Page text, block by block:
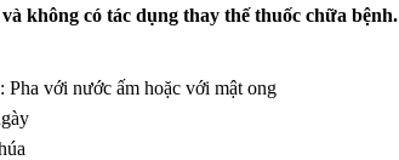
không có tác dụng thay thế thuốc chữa bệnh.
với nước ấm hoặc với mật ong